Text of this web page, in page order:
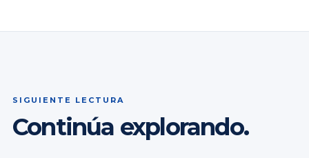
SIGUIENTE LECTURA
Continúa explorando.